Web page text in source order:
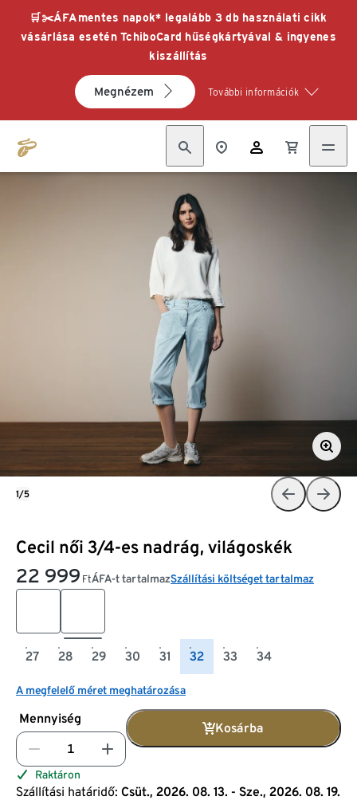
🛒✂️ÁFAmentes napok* legalább 3 db használati cikk
vásárlása esetén TchiboCard hűségkártyával & ingyenes
kiszállítás
Megnézem További információk
Cecil női 3/4-es nadrág, világoskék
22 999 FtÁFA-t tartalmazSzállítási költséget tartalmaz
27 28 29 30 31 32 33 34
A megfelelő méret meghatározása
Mennyiség
Kosárba
Raktáron
Szállítási határidő: Csüt., 2026. 08. 13. - Sze., 2026. 08. 19.
1/5